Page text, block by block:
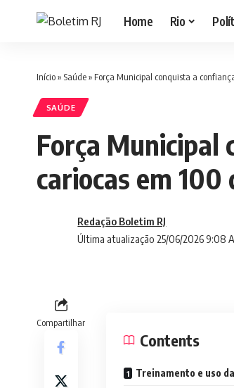
Home Rio
Início» Saúde» Força Municipal conquista a
SAÚDE
Força Municipal
cariocas em 100
Última atualização 25/06/2026 9:08
Redação Boletim RJ
Compartilhar
Contents
Treinamento e uso